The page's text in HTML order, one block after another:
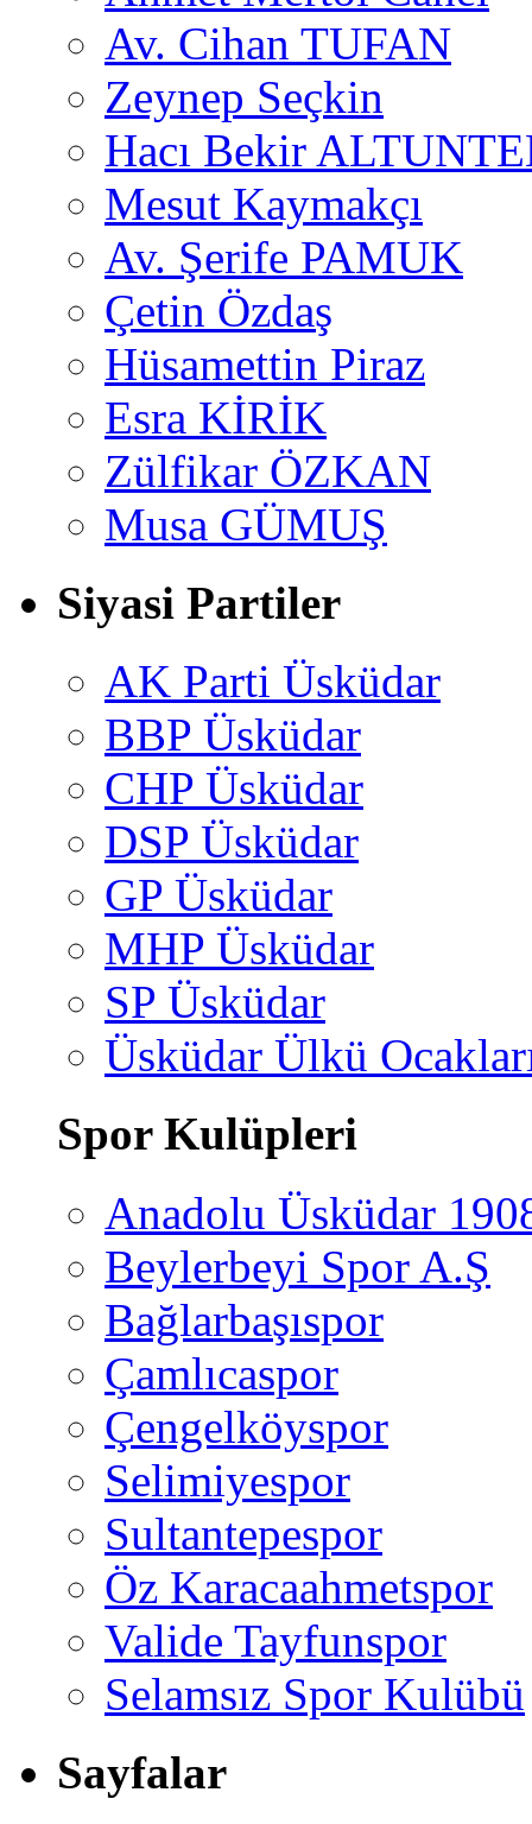
Av. Cihan TUFAN
Zeynep Seçkin
Hacı Bekir
Mesut Kaymakçı
Av. Şerife PAMUK
Çetin Özdaş
Hüsamettin Piraz
Esra KİRİK
Zülfikar ÖZKAN
Musa GÜMUŞ
Siyasi Partiler
AK Parti Üsküdar
BBP Üsküdar
CHP Üsküdar
DSP Üsküdar
GP Üsküdar
MHP Üsküdar
SP Üsküdar
Üsküdar Ülkü
Spor Kulüpleri
Anadolu Üsküdar
Beylerbeyi Spor A.Ş
Bağlarbaşıspor
Çamlıcaspor
Çengelköyspor
Selimiyespor
Sultantepespor
Öz Karacaahmetspor
Valide Tayfunspor
Selamsız Spor Kulübü
Sayfalar